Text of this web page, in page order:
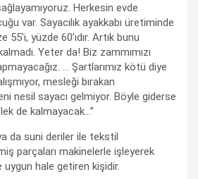
Herkesin evde
var. Sayacılık ayakkabı üretiminde
yüzde 60’ıdır. Artık bunu
Yeter da! Biz zammımızı
… Şartlarımız kötü diye
mesleği bırakan
nesil sayacı gelmiyor. Böyle giderse
de kalmayacak…”
da suni deriler ile tekstil
parçaları makinelerle işleyerek
uygun hale getiren kişidir.